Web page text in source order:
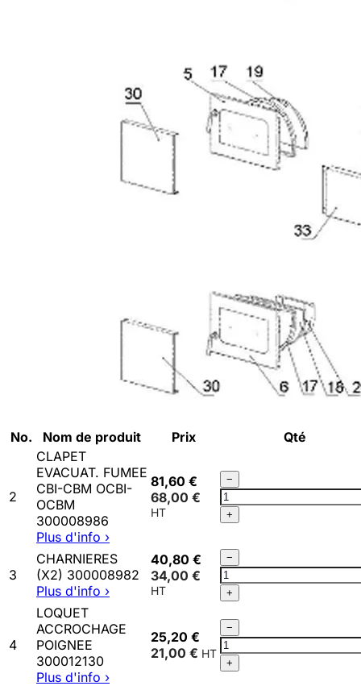
No. Nom de produit Prix Qté
2
CLAPET
EVACUAT. FUMEE
CBI-CBM OCBI-
OCBM
300008986
Plus d'info ›
81,60 €
68,00 €
− Qté
CLAPET
EVACUAT.
FUMEE
OCBM
+
3
CHARNIERES
(X2) 300008982
Plus d'info ›
40,80 €
34,00 €
− Qté
CHARNIERES
(X2)
300008982
+
4
LOQUET
ACCROCHAGE
POIGNEE
300012130
Plus d'info ›
25,20 €
21,00 €
− Qté
LOQUET
ACCROCHAGE
POIGNEE
+